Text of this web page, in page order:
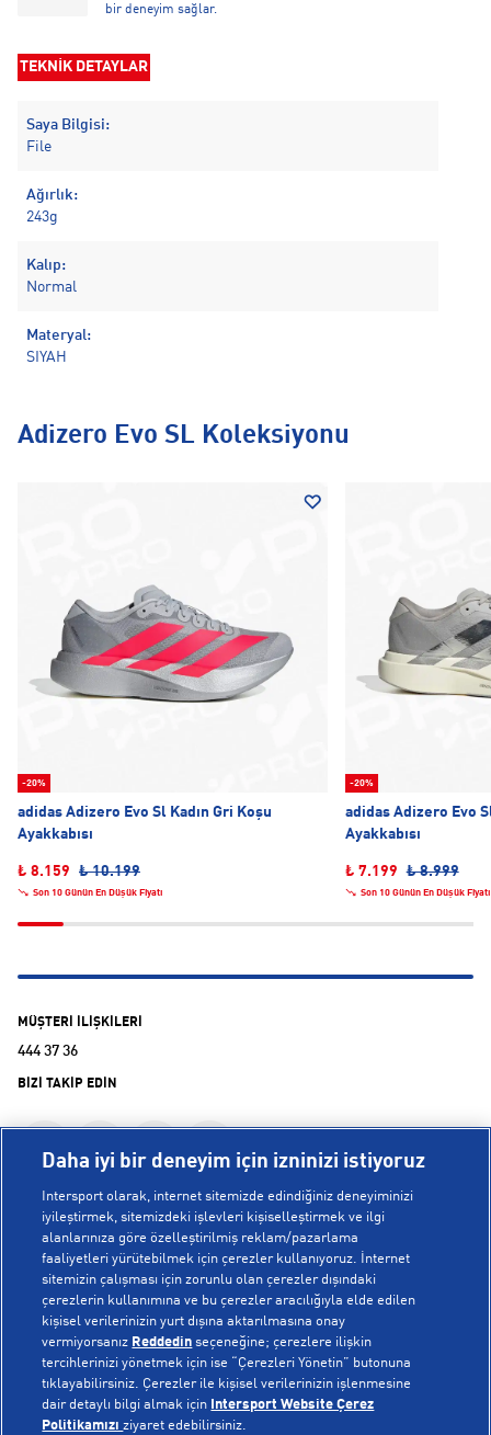
bir deneyim sağlar.
TEKNİK DETAYLAR
Saya Bilgisi:
File
Ağırlık:
243g
Kalıp:
Normal
Materyal:
SIYAH
Adizero Evo SL Koleksiyonu
-20%
adidas Adizero Evo Sl Kadın Gri Koşu
Ayakkabısı
₺ 8.159 ₺ 10.199
Son 10 Günün En Düşük Fiyatı
-20%
adidas Adizero Evo
Ayakkabısı
₺ 7.199 ₺ 8.999
Son 10 Günün En Düşük Fiyatı
MÜŞTERİ İLİŞKİLERİ
444 37 36
BİZİ TAKİP EDİN
KURUMSAL
Hakkımızda
Mağazalarımız
Bilgi Toplumu Hizmetleri
Gizlilik Politikası
YARDIM
Sipariş Takibi
İptal & İade
POPÜLER KOLEKSİYONLAR
Daha iyi bir deneyim için izninizi istiyoruz
Intersport olarak, internet sitemizde edindiğiniz deneyiminizi
iyileştirmek, sitemizdeki işlevleri kişiselleştirmek ve ilgi
alanlarınıza göre özelleştirilmiş reklam/pazarlama
faaliyetleri yürütebilmek için çerezler kullanıyoruz. İnternet
sitemizin çalışması için zorunlu olan çerezler dışındaki
çerezlerin kullanımına ve bu çerezler aracılığıyla elde edilen
kişisel verilerinizin yurt dışına aktarılmasına onay
vermiyorsanız Reddedin seçeneğine; çerezlere ilişkin
tercihlerinizi yönetmek için ise “Çerezleri Yönetin” butonuna
tıklayabilirsiniz. Çerezler ile kişisel verilerinizin işlenmesine
dair detaylı bilgi almak için
Intersport Website Çerez
Politikamızıziyaret edebilirsiniz.